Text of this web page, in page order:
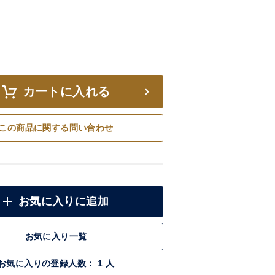
カートに入れる
の商品に関する問い合わせ
お気に入りに追加
お気に入り一覧
気に入りの登録人数： 1 人